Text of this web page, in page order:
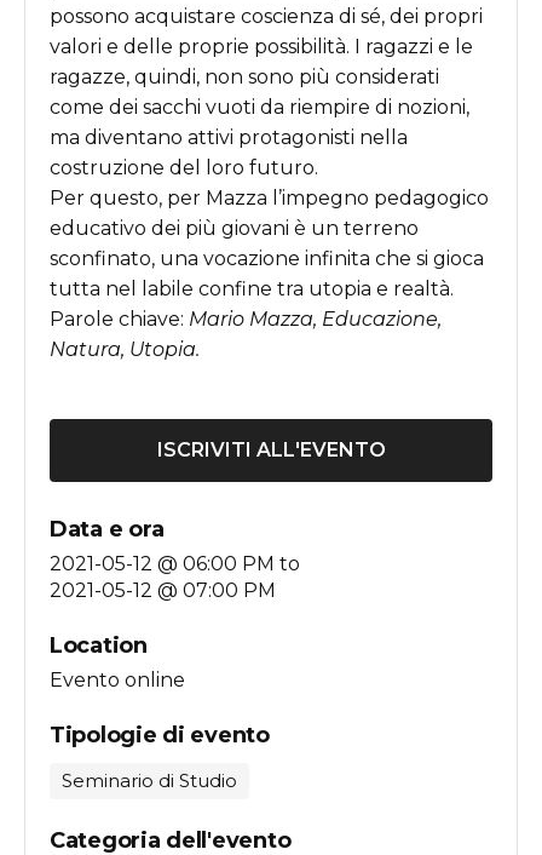
possono acquistare coscienza di sé, dei propri
valori e delle proprie possibilità. I ragazzi e le
ragazze, quindi, non sono più considerati
come dei sacchi vuoti da riempire di nozioni,
ma diventano attivi protagonisti nella
costruzione del loro futuro.
Per questo, per Mazza l ’impegno pedagogico
educativo dei più giovani è un terreno
sconfinato, una vocazione infinita che si gioca
tutta nel labile confine tra utopia e realtà.
Parole chiave: Mario Mazza, Educazione,
Natura, Utopia.
ISCRIVITI ALL'EVENTO
Data e ora
2021-05-12 @ 06:00 PM to
2021-05-12 @ 07:00 PM
Location
Evento online
Tipologie di evento
Seminario di Studio
Categoria dell'evento